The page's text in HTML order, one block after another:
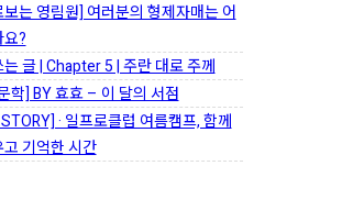
보는 영림원] 여러분의 형제자매는 어
?
글 | Chapter 5 | 주란 대로 주께
학] BY 효효 – 이 달의 서점
· 일프로클럽 여름캠프, 함께
기억한 시간